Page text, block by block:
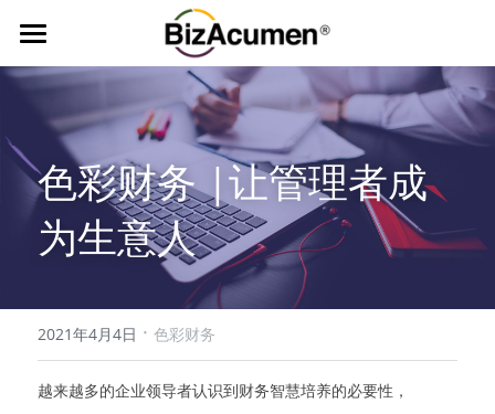
首页
经典课程
色彩财务
商业洞察与财务智慧
行业定制
资源中心
021-55123277
色彩财务 |让管理者成
为生意人
2021年4月4日 · 色彩财务
越来越多的企业领导者认识到财务智慧培养的必要性，